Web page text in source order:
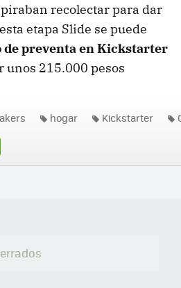
recolectar para dar
etapa Slide se puede
de preventa en Kickstarter
unos 215.000 pesos
hogar Kickstarter